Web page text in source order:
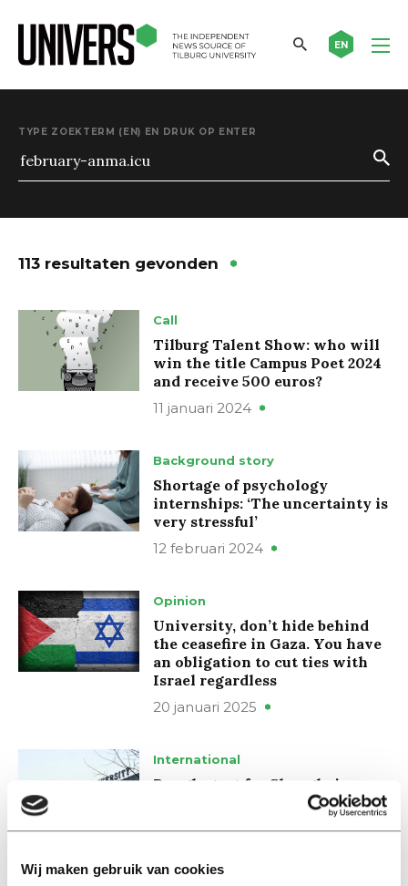
Wij maken gebruik van cookies
EN
TYPE ZOEKTERM (EN) EN DRUK OP ENTER
113 resultaten gevonden
Call
Tilburg Talent Show: who will
win the title Campus Poet 2024
and receive 500 euros?
11 januari 2024
Background story
Shortage of psychology
internships: ‘The uncertainty is
very stressful’
12 februari 2024
Opinion
University, don’t hide behind
the ceasefire in Gaza. You have
an obligation to cut ties with
Israel regardless
20 januari 2025
International
Rough start for Shanghai
18 november 2010